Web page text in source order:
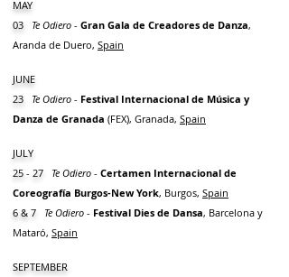
MAY
03
Te Odiero - Gran Gala de Creadores de Danza,
Aranda de Duero, Spain
JUNE
23
Te Odiero - Festival Internacional de Música y
Danza de Granada (FEX), Granada, Spain
JULY
25 - 27
Te Odiero - Certamen Internacional de
Coreografía Burgos-New York, Burgos, Spain
6 & 7
Te Odiero - Festival Dies de Dansa, Barcelona y
Mataró, Spain
SEPTEMBER